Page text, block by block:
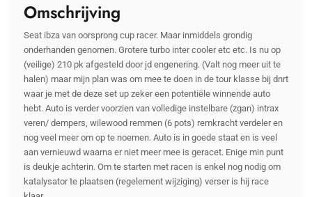
Omschrijving
Seat ibza van oorsprong cup racer. Maar inmiddels grondig
onderhanden genomen. Grotere turbo inter cooler etc etc. Is nu op
(veilige) 210 pk afgesteld door jd engenering. (Valt nog meer uit te
halen) maar mijn plan was om mee te doen in de tour klasse bij dnrt
waar je met de deze set up zeker een potentiële winnende auto
hebt. Auto is verder voorzien van volledige instelbare (zgan) intrax
veren/ dempers, wilewood remmen (6 pots) remkracht verdeler en
nog veel meer om op te noemen. Auto is in goede staat en is veel
aan vernieuwd waarna er niet meer mee is geracet. Enige min punt
is deukje achterin. Om te starten met racen is enkel nog nodig om
katalysator te plaatsen (regelement wijziging) verser is hij race